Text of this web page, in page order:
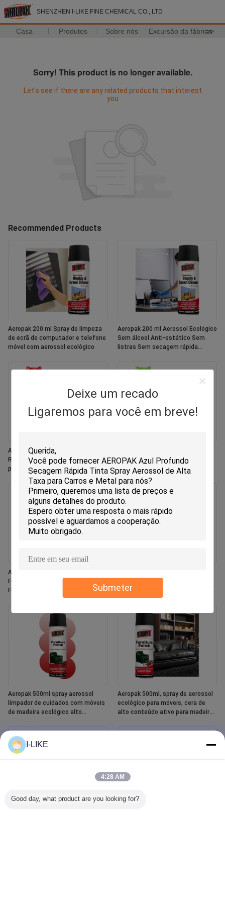
SHENZHEN I-LIKE FINE CHEMICAL CO., LTD
Casa Produtos Sobre nós Excursão da fábrica
>>
Deixe um recado
Ligaremos para você em breve!
Submeter
Sorry! This product is no longer available.
Let's see if there are any related products that interest
you
Recommended Products
Aeropak 200 ml Spray de limpeza
de ecrã de computador e telefone
móvel com aerossol ecológico
Aeropak 200 ml Aerossol Ecológico
Sem álcool Anti-estático Sem
listras Sem secagem rápida
personalizadas
Aeropak 330ml Aerossol Ecológico
Rose Scent Spray Ambientador
para Casa e Carro Uso Interno de
Longa Duração
Scent Use Eficaz Eliminador de
Odor Durável Eco-Friendly Pet-
Safer Child-Safer Air Freshener
Aeropak 330 ml Aerosol Fresco
Fragrância Jasmim Espray Air
Freshener
Multi-Surface Residue-Free Quick-
Dry Cleaning Spray
Aeropak 500ml spray aerossol
limpador de cuidados com móveis
de madeira ecológico alto
essencial polonês de madeira
Aeropak 500ml, spray de aerossol
ecológico para móveis, cera de
alto conteúdo ativo para madeira,
arranhões e rachaduras
I-LIKE
4:28 AM
Good day, what product are you looking for?